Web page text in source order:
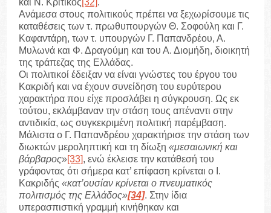
Ανάμεσα στους πολιτικούς πρέπει να ξεχωρίσουμε τις
καταθέσεις των τ. πρωθυπουργών Θ. Σοφούλη και Γ.
Καφαντάρη, των τ. υπουργών Γ. Παπανδρέου, Α.
Μυλωνά και Φ. Δραγούμη και του Α. Διομήδη, διοικητή
της τράπεζας της Ελλάδας.
Οι πολιτικοί έδειξαν να είναι γνώστες του έργου του
Κακριδή και να έχουν συνείδηση του ευρύτερου
χαρακτήρα που είχε προσλάβει η σύγκρουση. Ως εκ
τούτου, εκλάμβαναν την στάση τους απέναντι στην
αντιδικία, ως συγκεκριμένη πολιτική παρέμβαση.
Μάλιστα ο Γ. Παπανδρέου χαρακτήρισε την στάση των
διωκτών μεροληπτική και τη δίωξη«μεσαιωνική και
βάρβαρος»[33], ενώ έκλεισε την κατάθεσή του
γράφοντας ότι σήμερα κατ’ επίφαση κρίνεται ο Ι.
Κακριδής«κατ’ουσίαν κρίνεται ο πνευματικός
πολιτισμός της Ελλάδος»[34]. Στην ίδια
υπερασπιστική γραμμή κινήθηκαν και